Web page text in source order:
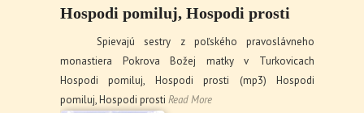
Hospodi pomiluj, Hospodi prosti
Spievajú sestry z poľského pravoslávneho
monastiera Pokrova Božej matky v Turkovicach
Hospodi pomiluj, Hospodi prosti (mp3) Hospodi
pomiluj, Hospodi prosti Read More